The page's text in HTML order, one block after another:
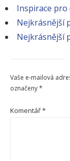
Inspirace
Nejkrásnější
Nejkrásnější
Vaše e-mailová
označeny*
Komentář*